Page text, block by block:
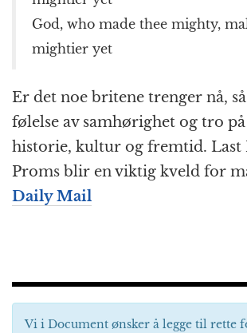
God, who made thee mighty,
mightier yet
Er det noe britene trenger nå,
følelse av samhørighet og tro
historie, kultur og fremtid. Last
Proms blir en viktig kveld for
Daily Mail
Vi i Document ønsker å legge til rette